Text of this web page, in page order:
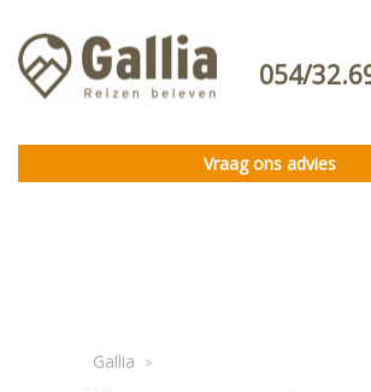
054/
Vraag ons advies
Gallia >